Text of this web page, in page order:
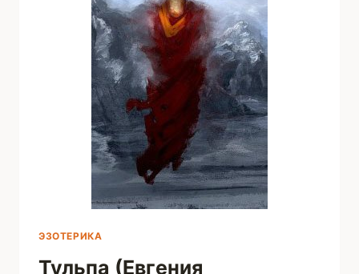
ЭЗОТЕРИКА
Тульпа (Евгения